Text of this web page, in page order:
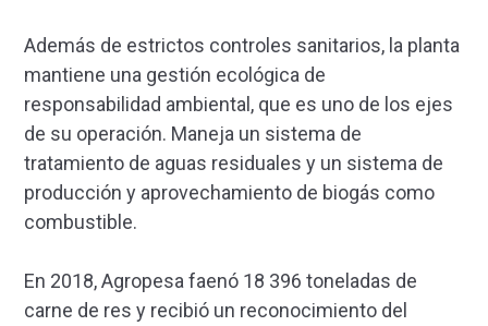
Además de estrictos controles sanitarios, la planta
mantiene una gestión ecológica de
responsabilidad ambiental, que es uno de los ejes
de su operación. Maneja un sistema de
tratamiento de aguas residuales y un sistema de
producción y aprovechamiento de biogás como
combustible.
En 2018, Agropesa faenó 18 396 toneladas de
carne de res y recibió un reconocimiento del